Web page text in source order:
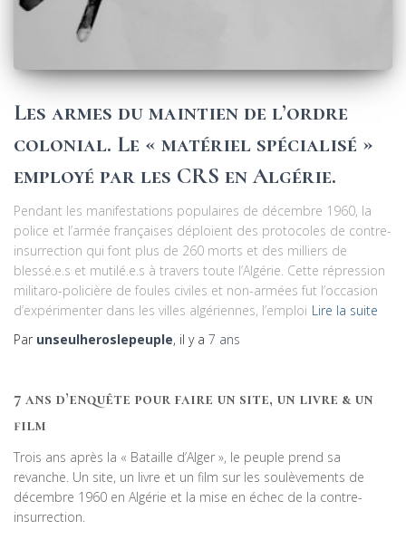
Les armes du maintien de l’ordre
colonial. Le « matériel spécialisé »
employé par les CRS en Algérie.
Pendant les manifestations populaires de décembre 1960, la
police et l’armée françaises déploient des protocoles de contre-
insurrection qui font plus de 260 morts et des milliers de
blessé.e.s et mutilé.e.s à travers toute l’Algérie. Cette répression
militaro-policière de foules civiles et non-armées fut l’occasion
d’expérimenter dans les villes algériennes, l’emploi Lire la suite
Par unseulheroslepeuple, il y a 7 ans
7 ans d’enquête pour faire un site, un livre & un
film
Trois ans après la « Bataille d’Alger », le peuple prend sa
revanche. Un site, un livre et un film sur les soulèvements de
décembre 1960 en Algérie et la mise en échec de la contre-
insurrection.